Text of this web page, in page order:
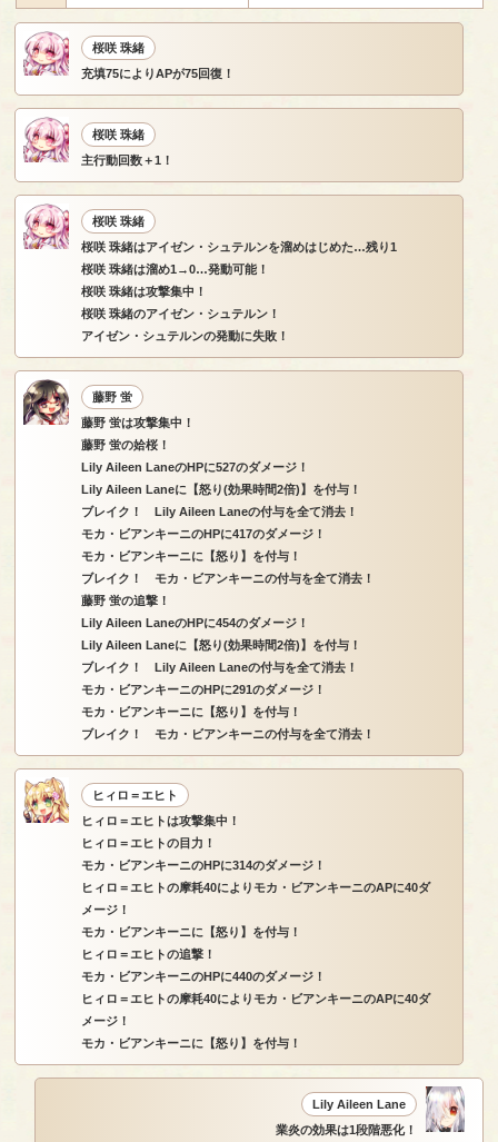
桜咲 珠緒
充填75によりAPが75回復！
桜咲 珠緒
主行動回数＋1！
桜咲 珠緒
桜咲 珠緒はアイゼン・シュテルンを溜めはじめた…残り1
桜咲 珠緒は溜め1→0…発動可能！
桜咲 珠緒は攻撃集中！
桜咲 珠緒のアイゼン・シュテルン！
アイゼン・シュテルンの発動に失敗！
藤野 蛍
藤野 蛍は攻撃集中！
藤野 蛍の姶桜！
Lily Aileen LaneのHPに527のダメージ！
Lily Aileen Laneに【怒り(効果時間2倍)】を付与！
ブレイク！ Lily Aileen Laneの付与を全て消去！
モカ・ビアンキーニのHPに417のダメージ！
モカ・ビアンキーニに【怒り】を付与！
ブレイク！ モカ・ビアンキーニの付与を全て消去！
藤野 蛍の追撃！
Lily Aileen LaneのHPに454のダメージ！
Lily Aileen Laneに【怒り(効果時間2倍)】を付与！
ブレイク！ Lily Aileen Laneの付与を全て消去！
モカ・ビアンキーニのHPに291のダメージ！
モカ・ビアンキーニに【怒り】を付与！
ブレイク！ モカ・ビアンキーニの付与を全て消去！
ヒィロ＝エヒト
ヒィロ＝エヒトは攻撃集中！
ヒィロ＝エヒトの目力！
モカ・ビアンキーニのHPに314のダメージ！
ヒィロ＝エヒトの摩耗40によりモカ・ビアンキーニのAPに40ダ
メージ！
モカ・ビアンキーニに【怒り】を付与！
ヒィロ＝エヒトの追撃！
モカ・ビアンキーニのHPに440のダメージ！
ヒィロ＝エヒトの摩耗40によりモカ・ビアンキーニのAPに40ダ
メージ！
モカ・ビアンキーニに【怒り】を付与！
Lily Aileen Lane
業炎の効果は1段階悪化！